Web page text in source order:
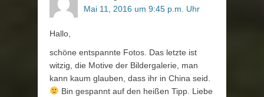
Mai 11, 2016 um 9:45 p.m. Uhr
Hallo,
schöne entspannte Fotos. Das letzte ist
witzig, die Motive der Bildergalerie, man
kann kaum glauben, dass ihr in China seid.
Bin gespannt auf den heißen Tipp. Liebe